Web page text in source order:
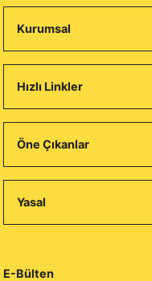
Kurumsal
Hızlı Linkler
Öne Çıkanlar
Yasal
E-Bülten